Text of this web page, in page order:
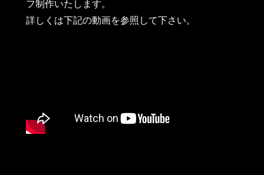
フ制作いたします。
詳しくは下記の動画を参照して下さい。